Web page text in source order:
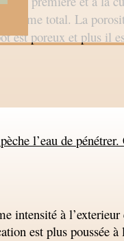
total. La
est poreux et plus il
l’eau de
intensité à
est plus poussée à